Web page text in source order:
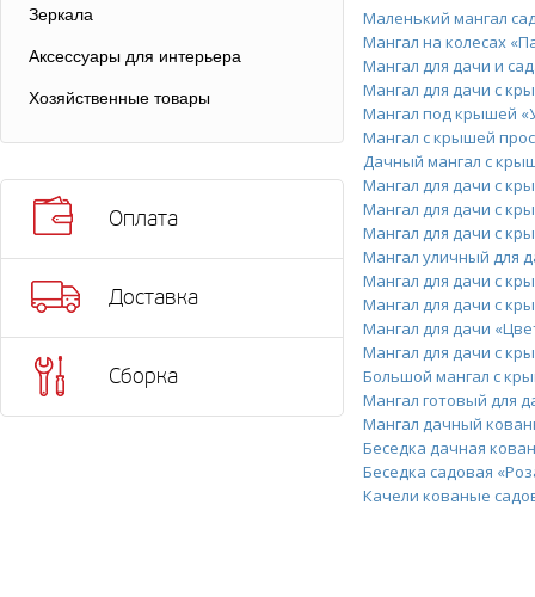
Зеркала
Аксессуары для интерьера
Хозяйственные товары
Оплата
Доставка
Сборка
Маленький мангал
Мангал на колесах
Мангал для дачи и
Мангал для дачи с
Мангал под крышей
Мангал с крышей
Дачный мангал с
Мангал для дачи с
Мангал для дачи с
Мангал для дачи с
Мангал уличный для
Мангал для дачи с
Мангал для дачи с
Мангал для дачи
Мангал для дачи с
Большой мангал с
Мангал готовый для
Мангал дачный
Беседка дачная
Беседка садовая
Качели кованые